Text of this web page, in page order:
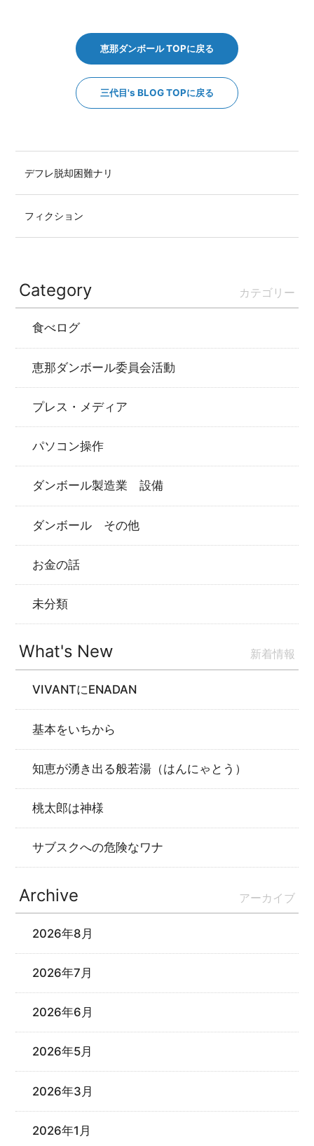
恵那ダンボール TOPに戻る
三代目's BLOG TOPに戻る
デフレ脱却困難ナリ
フィクション
Category カテゴリー
食べログ
恵那ダンボール委員会活動
プレス・メディア
パソコン操作
ダンボール製造業 設備
ダンボール その他
お金の話
未分類
What's New 新着情報
VIVANTにENADAN
基本をいちから
知恵が湧き出る般若湯（はんにゃとう）
桃太郎は神様
サブスクへの危険なワナ
Archive アーカイブ
2026年8月
2026年7月
2026年6月
2026年5月
2026年3月
2026年1月